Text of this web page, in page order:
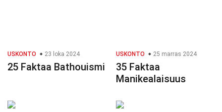
USKONTO 23 loka 2024
25 Faktaa Bathouismi
USKONTO 25 marras 2024
35 Faktaa
Manikealaisuus